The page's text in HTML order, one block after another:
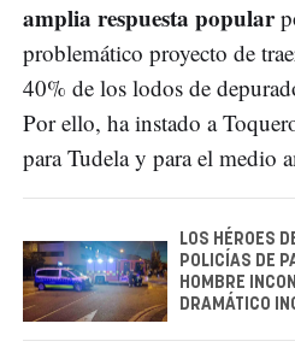
amplia respuesta popular
problemático proyecto de
40% de los lodos de
Por ello, ha instado a
para Tudela y para el medio
LOS HÉROES
POLICÍAS DE
HOMBRE
DRAMÁTICO